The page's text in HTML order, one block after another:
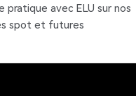
pratique avec ELU sur nos
spot et futures